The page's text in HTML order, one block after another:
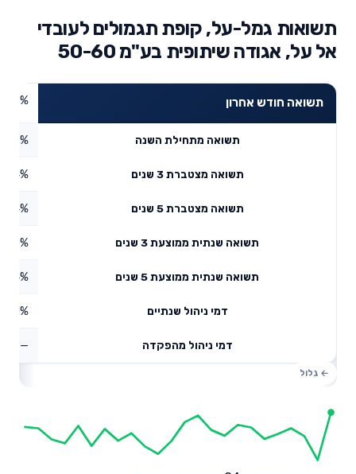
תשואות גמל-על, קופת תגמולים לעובדי
אל על, אגודה שיתופית בע"מ 50-60
תשואה חודש אחרון 4.13%
תשואה מתחילת השנה
תשואה מצטברת 3 שנים
תשואה מצטברת 5 שנים
תשואה שנתית ממוצעת 3 שנים
תשואה שנתית ממוצעת 5 שנים
דמי ניהול שנתיים
דמי ניהול מהפקדה —